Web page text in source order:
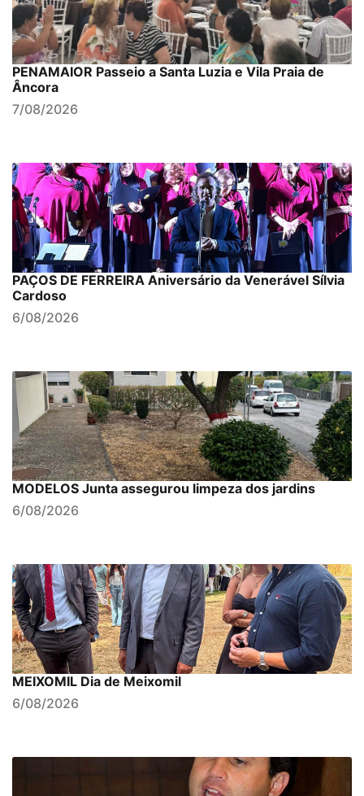
PENAMAIOR Passeio a Santa Luzia e Vila Praia de
Âncora
7/08/2026
PAÇOS DE FERREIRA Aniversário da Venerável Sílvia
Cardoso
6/08/2026
MODELOS Junta assegurou limpeza dos jardins
6/08/2026
MEIXOMIL Dia de Meixomil
6/08/2026